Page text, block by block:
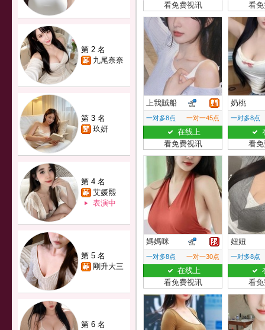
第 2 名
九尾奈奈
第 3 名
玖妍
第 4 名
艾媛熙
表演中
第 5 名
剛升大三
第 6 名
看免费视讯
看
上我賊船
一对多8点 一对一45点
在线上
看免费视讯
奶桃
一对多8点
看
媽媽咪
一对多8点 一对一30点
在线上
看免费视讯
妞妞
一对多8点
看